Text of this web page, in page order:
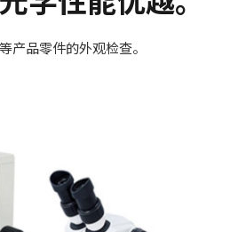
产品零件的外观检查。